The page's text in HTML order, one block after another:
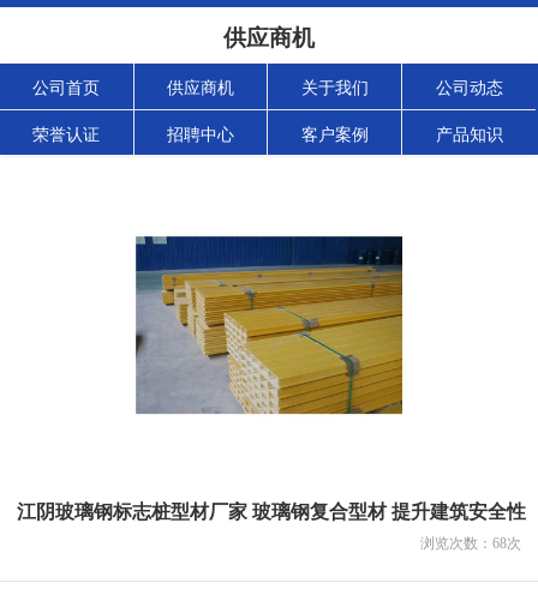
供应商机
公司首页 供应商机 关于我们 公司动态
荣誉认证 招聘中心 客户案例 产品知识
江阴玻璃钢标志桩型材厂家 玻璃钢复合型材 提升建筑安全性
浏览次数： 68次